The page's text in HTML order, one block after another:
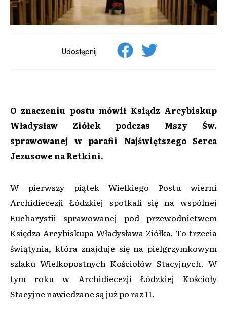
Udostępnij
O znaczeniu postu mówił Ksiądz Arcybiskup
Władysław Ziółek podczas Mszy Św.
sprawowanej w parafii Najświętszego Serca
Jezusowe na Retkini.
W pierwszy piątek Wielkiego Postu wierni
Archidiecezji Łódzkiej spotkali się na wspólnej
Eucharystii sprawowanej pod przewodnictwem
Księdza Arcybiskupa Władysława Ziółka. To trzecia
świątynia, która znajduje się na pielgrzymkowym
szlaku Wielkopostnych Kościołów Stacyjnych. W
tym roku w Archidiecezji Łódzkiej Kościoły
Stacyjne nawiedzane są już po raz 11.